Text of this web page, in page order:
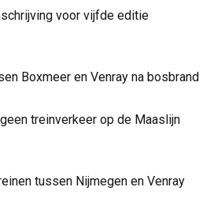
voor vijfde editie
Boxmeer en Venray na bosbrand
treinverkeer op de Maaslijn
tussen Nijmegen en Venray